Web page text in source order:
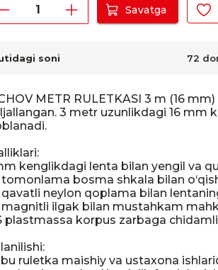
Savatga
soni 72
METR RULETKASI 3 m (16
3 metr uzunlikdagi 16
kenglikdagi lenta bilan yengil va
bosma shkala bilan
qavatli neylon qoplama bilan
magnitli ilgak bilan mustahkam
plastmassa korpus zarbaga chidamli
ruletka maishiy va ustaxona